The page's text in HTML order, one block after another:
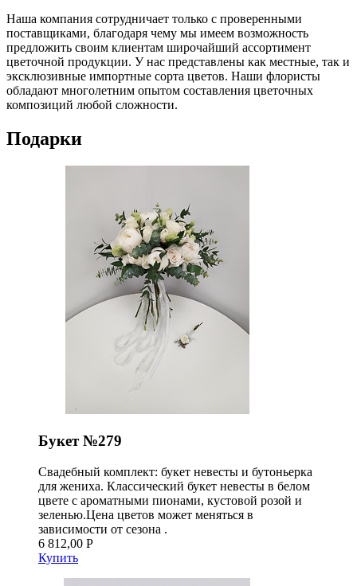
Наша компания сотрудничает только с проверенными
поставщиками, благодаря чему мы имеем возможность
предложить своим клиентам широчайший ассортимент
цветочной продукции. У нас представлены как местные, так и
эксклюзивные импортные сорта цветов. Наши флористы
обладают многолетним опытом составления цветочных
композиций любой сложности.
Подарки
Букет №279
Свадебный комплект: букет невесты и бутоньерка
для жениха. Классический букет невесты в белом
цвете с ароматными пионами, кустовой розой и
зеленью.Цена цветов может меняться в
зависимости от сезона .
6 812,00 Р
Купить